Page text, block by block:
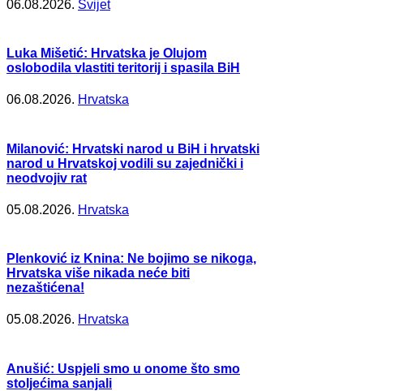
06.08.2026. Svijet
Luka Mišetić: Hrvatska je Olujom
oslobodila vlastiti teritorij i spasila BiH
06.08.2026. Hrvatska
Milanović: Hrvatski narod u BiH i hrvatski
narod u Hrvatskoj vodili su zajednički i
neodvojiv rat
05.08.2026. Hrvatska
Plenković iz Knina: Ne bojimo se nikoga,
Hrvatska više nikada neće biti
nezaštićena!
05.08.2026. Hrvatska
Anušić: Uspjeli smo u onome što smo
stoljećima sanjali